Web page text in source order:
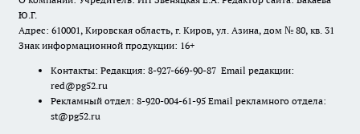
Ю.Г.
Адрес: 610001, Кировская область, г. Киров, ул. Азина, дом № 80, кв. 31
Знак информационной продукции: 16+
Контакты: Редакция: 8-927-669-90-87 Email редакции:
red@pg52.ru
Рекламный отдел: 8-920-004-61-95 Email рекламного отдела:
st@pg52.ru